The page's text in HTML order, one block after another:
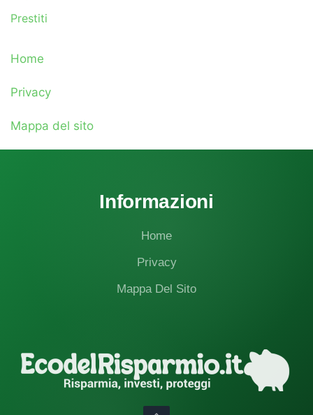
Prestiti
Home
Privacy
Mappa del sito
Informazioni
Home
Privacy
Mappa Del Sito